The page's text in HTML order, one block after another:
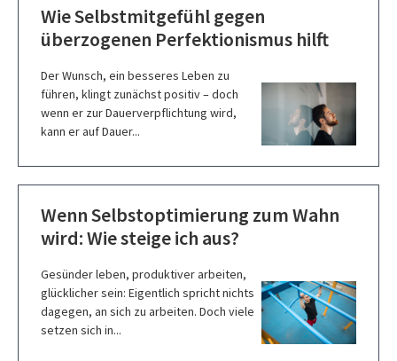
Wie Selbstmitgefühl gegen
überzogenen Perfektionismus hilft
Der Wunsch, ein besseres Leben zu
führen, klingt zunächst positiv – doch
wenn er zur Dauerverpflichtung wird,
kann er auf Dauer...
Wenn Selbstoptimierung zum Wahn
wird: Wie steige ich aus?
Gesünder leben, produktiver arbeiten,
glücklicher sein: Eigentlich spricht nichts
dagegen, an sich zu arbeiten. Doch viele
setzen sich in...